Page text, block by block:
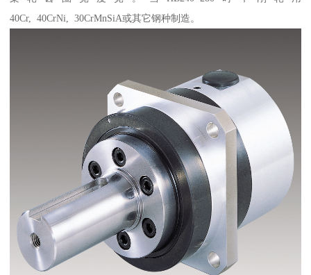
40Cr, 40CrNi, 30CrMnSiA或其它钢种制造。